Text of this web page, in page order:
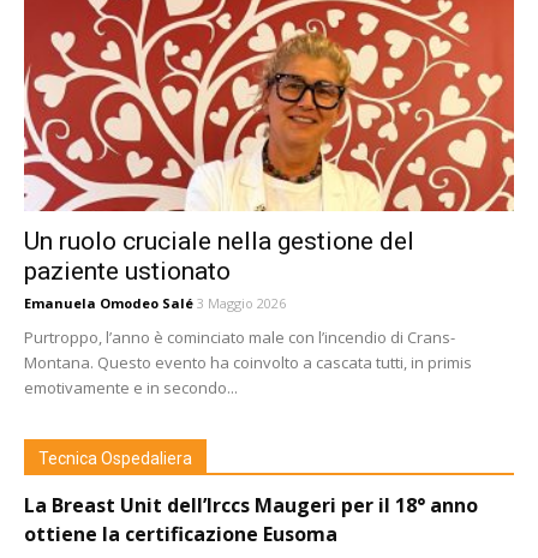
Un ruolo cruciale nella gestione del
paziente ustionato
Emanuela Omodeo Salé 3 Maggio 2026
Purtroppo, l’anno è cominciato male con l’incendio di Crans-
Montana. Questo evento ha coinvolto a cascata tutti, in primis
emotivamente e in secondo...
Tecnica Ospedaliera
La Breast Unit dell’Irccs Maugeri per il 18° anno
ottiene la certificazione Eusoma